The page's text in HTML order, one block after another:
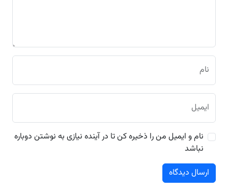
نام
ایمیل
نام و ایمیل من را ذخیره کن تا در آینده نیازی به نوشتن دوباره
نباشد